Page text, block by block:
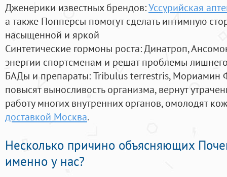
Дженерики известных брендов:Уссурийская
а также Попперсы помогут сделать интимную
насыщенной и яркой
Синтетические гормоны роста: Динатроп,
энергии спортсменам и решат проблемы
БАДы и препараты:Tribulus terrestris, Мориамин
повысят выносливость организма, вернут
работу многих внутренних органов, омолодят
доставкой Москва.
Несколько причино объясняющих
именно у нас?